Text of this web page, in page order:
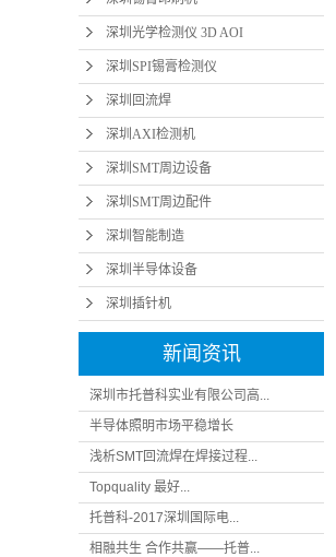
深圳光学检测仪 3D AOI
深圳SPI锡膏检测仪
深圳回流焊
深圳AXI检测机
深圳SMT周边设备
深圳SMT周边配件
深圳智能制造
深圳半导体设备
深圳插针机
新闻资讯
深圳市托普科实业有限公司高...
半导体照明市场平稳增长
浅析SMT回流焊在焊接过程...
Topquality 最好...
托普科-2017深圳国际电...
相融共生 合作共赢——托普...